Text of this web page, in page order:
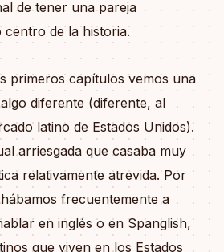
de tener una pareja
de la historia.
primeros capítulos vemos una
diferente (diferente, al
latino de Estados Unidos).
arriesgada que casaba muy
relativamente atrevida. Por
frecuentemente a
en inglés o en Spanglish,
que viven en los Estados